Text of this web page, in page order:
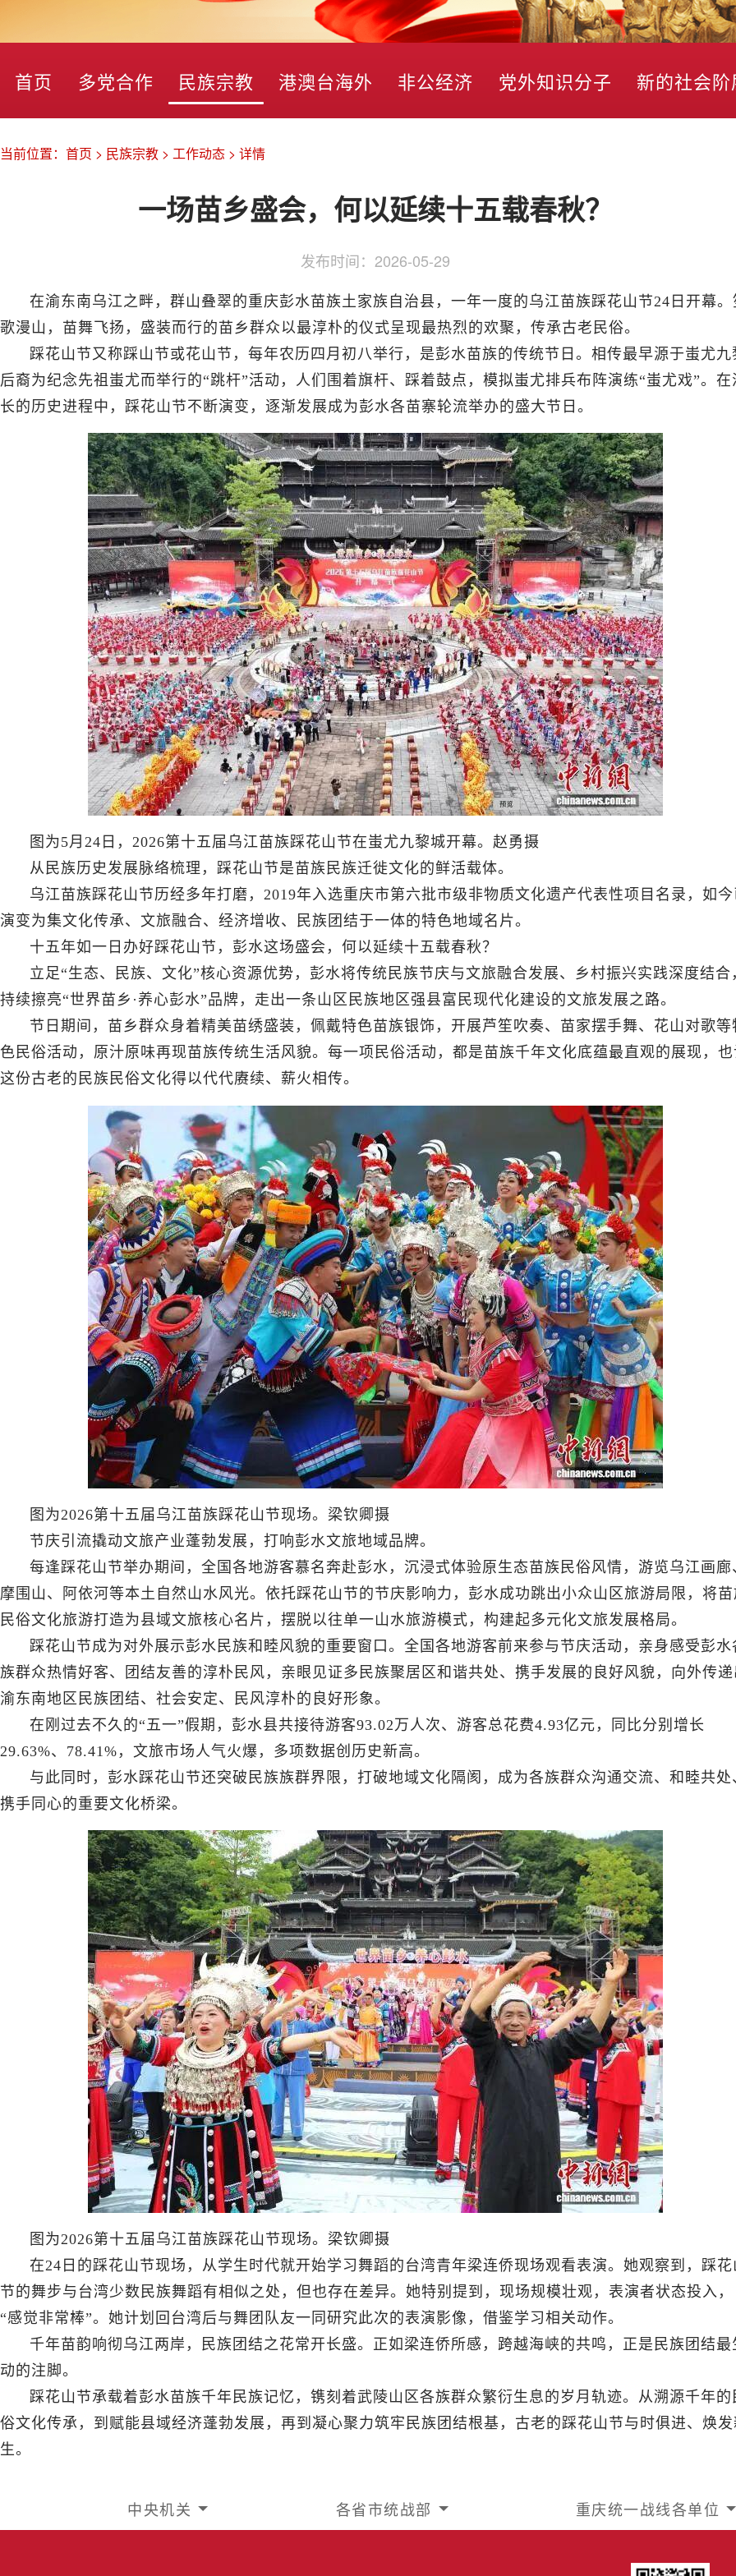
首页 多党合作 民族宗教 港澳台海外 非公经济 党外知识分子 新的社会阶
当前位置： 首页 > 民族宗教 > 工作动态 > 详情
一场苗乡盛会，何以延续十五载春秋？
发布时间： 2026-05-29
在渝东南乌江之畔，群山叠翠的重庆彭水苗族土家族自治县，一年一度的乌江苗族踩花山节24日开幕。
歌漫山，苗舞飞扬，盛装而行的苗乡群众以最淳朴的仪式呈现最热烈的欢聚，传承古老民俗。
踩花山节又称踩山节或花山节，每年农历四月初八举行，是彭水苗族的传统节日。相传最早源于蚩尤九
后裔为纪念先祖蚩尤而举行的“跳杆”活动，人们围着旗杆、踩着鼓点，模拟蚩尤排兵布阵演练“蚩尤戏”。在
长的历史进程中，踩花山节不断演变，逐渐发展成为彭水各苗寨轮流举办的盛大节日。
图为5月24日，2026第十五届乌江苗族踩花山节在蚩尤九黎城开幕。赵勇摄
从民族历史发展脉络梳理，踩花山节是苗族民族迁徙文化的鲜活载体。
乌江苗族踩花山节历经多年打磨，2019年入选重庆市第六批市级非物质文化遗产代表性项目名录，如今
演变为集文化传承、文旅融合、经济增收、民族团结于一体的特色地域名片。
十五年如一日办好踩花山节，彭水这场盛会，何以延续十五载春秋？
立足“生态、民族、文化”核心资源优势，彭水将传统民族节庆与文旅融合发展、乡村振兴实践深度结合
持续擦亮“世界苗乡·养心彭水”品牌，走出一条山区民族地区强县富民现代化建设的文旅发展之路。
节日期间，苗乡群众身着精美苗绣盛装，佩戴特色苗族银饰，开展芦笙吹奏、苗家摆手舞、花山对歌等
色民俗活动，原汁原味再现苗族传统生活风貌。每一项民俗活动，都是苗族千年文化底蕴最直观的展现，也
这份古老的民族民俗文化得以代代赓续、薪火相传。
图为2026第十五届乌江苗族踩花山节现场。梁钦卿摄
节庆引流撬动文旅产业蓬勃发展，打响彭水文旅地域品牌。
每逢踩花山节举办期间，全国各地游客慕名奔赴彭水，沉浸式体验原生态苗族民俗风情，游览乌江画廊
摩围山、阿依河等本土自然山水风光。依托踩花山节的节庆影响力，彭水成功跳出小众山区旅游局限，将苗
民俗文化旅游打造为县域文旅核心名片，摆脱以往单一山水旅游模式，构建起多元化文旅发展格局。
踩花山节成为对外展示彭水民族和睦风貌的重要窗口。全国各地游客前来参与节庆活动，亲身感受彭水
族群众热情好客、团结友善的淳朴民风，亲眼见证多民族聚居区和谐共处、携手发展的良好风貌，向外传递
渝东南地区民族团结、社会安定、民风淳朴的良好形象。
在刚过去不久的“五一”假期，彭水县共接待游客93.02万人次、游客总花费4.93亿元，同比分别增长
29.63%、78.41%，文旅市场人气火爆，多项数据创历史新高。
与此同时，彭水踩花山节还突破民族族群界限，打破地域文化隔阂，成为各族群众沟通交流、和睦共处
携手同心的重要文化桥梁。
图为2026第十五届乌江苗族踩花山节现场。梁钦卿摄
在24日的踩花山节现场，从学生时代就开始学习舞蹈的台湾青年梁连侨现场观看表演。她观察到，踩花
节的舞步与台湾少数民族舞蹈有相似之处，但也存在差异。她特别提到，现场规模壮观，表演者状态投入，
“感觉非常棒”。她计划回台湾后与舞团队友一同研究此次的表演影像，借鉴学习相关动作。
千年苗韵响彻乌江两岸，民族团结之花常开长盛。正如梁连侨所感，跨越海峡的共鸣，正是民族团结最
动的注脚。
踩花山节承载着彭水苗族千年民族记忆，镌刻着武陵山区各族群众繁衍生息的岁月轨迹。从溯源千年的
俗文化传承，到赋能县域经济蓬勃发展，再到凝心聚力筑牢民族团结根基，古老的踩花山节与时俱进、焕发
生。
中央机关 各省市统战部 重庆统一战线各单位